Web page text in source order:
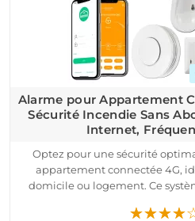
Alarme pour Appartement
Sécurité Incendie Sans
Internet,
Optez pour une sécurité
appartement connectée 4G,
domicile ou logement. Ce
fiable grâce à son